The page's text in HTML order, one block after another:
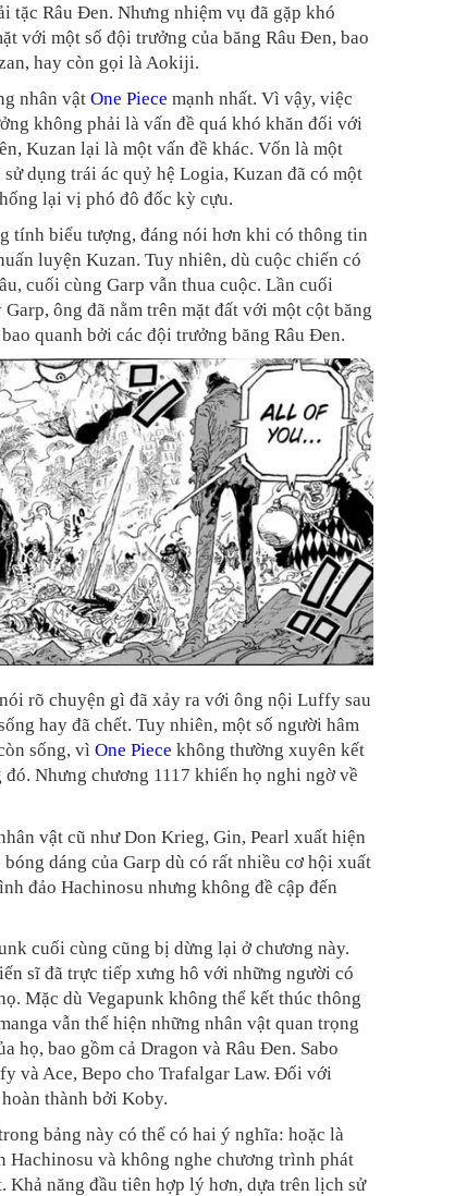
tặc Râu Đen. Nhưng nhiệm vụ đã gặp khó
với một số đội trưởng của băng Râu Đen, bao
hay còn gọi là Aokiji.
nhân vật One Piece mạnh nhất. Vì vậy, việc
không phải là vấn đề quá khó khăn đối với
Kuzan lại là một vấn đề khác. Vốn là một
dụng trái ác quỷ hệ Logia, Kuzan đã có một
lại vị phó đô đốc kỳ cựu.
tính biểu tượng, đáng nói hơn khi có thông tin
luyện Kuzan. Tuy nhiên, dù cuộc chiến có
cuối cùng Garp vẫn thua cuộc. Lần cuối
ông đã nằm trên mặt đất với một cột băng
quanh bởi các đội trưởng băng Râu Đen.
rõ chuyện gì đã xảy ra với ông nội Luffy sau
hay đã chết. Tuy nhiên, một số người hâm
sống, vì One Piece không thường xuyên kết
Nhưng chương 1117 khiến họ nghi ngờ về
vật cũ như Don Krieg, Gin, Pearl xuất hiện
dáng của Garp dù có rất nhiều cơ hội xuất
đảo Hachinosu nhưng không đề cập đến
cuối cùng cũng bị dừng lại ở chương này.
sĩ đã trực tiếp xưng hô với những người có
Mặc dù Vegapunk không thể kết thúc thông
vẫn thể hiện những nhân vật quan trọng
họ, bao gồm cả Dragon và Râu Đen. Sabo
và Ace, Bepo cho Trafalgar Law. Đối với
thành bởi Koby.
bảng này có thể có hai ý nghĩa: hoặc là
Hachinosu và không nghe chương trình phát
Khả năng đầu tiên hợp lý hơn, dựa trên lịch sử